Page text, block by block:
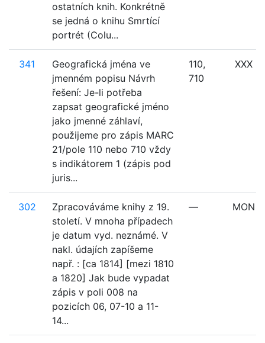
ostatních knih. Konkrétně
se jedná o knihu Smrtící
portrét (Colu...
341
Geografická jména ve
jmenném popisu Návrh
řešení: Je-li potřeba
zapsat geografické jméno
jako jmenné záhlaví,
použijeme pro zápis MARC
21/pole 110 nebo 710 vždy
s indikátorem 1 (zápis pod
juris...
110,
710
XXX
302
Zpracováváme knihy z 19.
století. V mnoha případech
je datum vyd. neznámé. V
nakl. údajích zapíšeme
např. : [ca 1814] [mezi 1810
a 1820] Jak bude vypadat
zápis v poli 008 na
pozicích 06, 07-10 a 11-
14...
— MON